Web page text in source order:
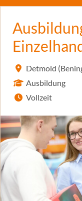
Detmold
Ausbildung
Vollzeit